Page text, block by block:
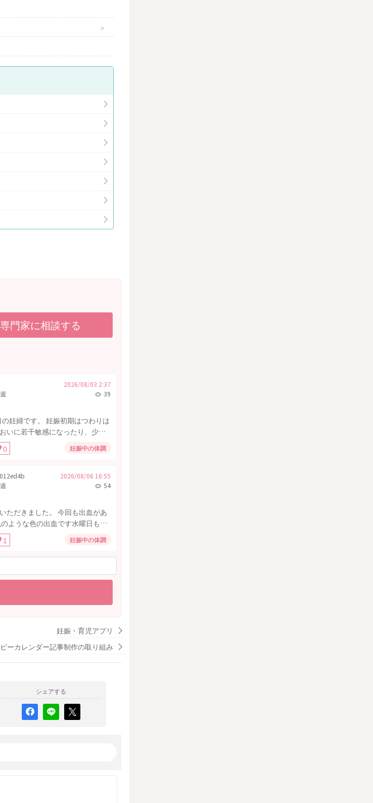
＞
専門家に相談する
2026/08/03 2:37
39
妊婦です。 妊娠初期はつわりは
いに若干敏感になったり、少し
た。 昨日から急に頭痛、軽い吐
状態になってしまいました。 こ
0 妊娠中の体調
2026/08/06 16:55
54
ただきました。 今回も出血があ
ような色の出血です水曜日も出
て続けに出血するものでしょう
病院です
1 妊娠中の体調
妊娠・育児アプリ
ーカレンダー記事制作の取り組み
シェアする